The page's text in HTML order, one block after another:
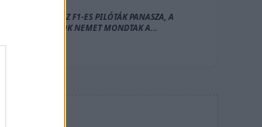
HIÁBA AZ F1-ES PILÓTÁK PANASZA, A
CSAPATOK NEMET MONDTAK A